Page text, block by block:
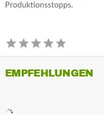
Produktionsstopps.
EMPFEHLUNGEN